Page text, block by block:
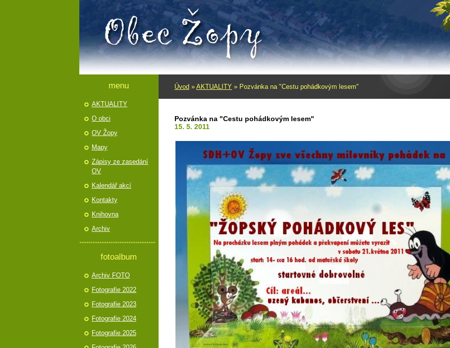
Úvod » AKTUALITY » Pozvánka na "Cestu pohádkovým lesem"
Pozvánka na "Cestu pohádkovým lesem"
15. 5. 2011
menu
AKTUALITY
O obci
OV Žopy
Mapy
Zápisy ze zasedání
OV
Kalendář akcí
Kontakty
Knihovna
Archiv
fotoalbum
Archiv FOTO
Fotografie 2022
Fotografie 2023
Fotografie 2024
Fotografie 2025